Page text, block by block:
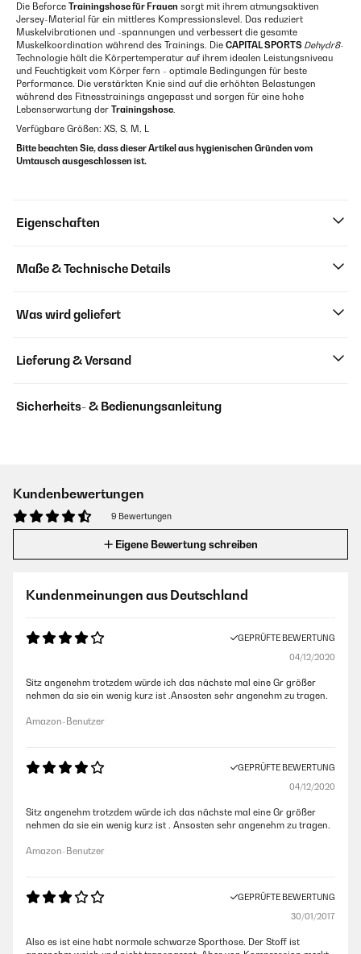
Die Beforce Trainingshose für Frauen sorgt mit ihrem atmungsaktiven
Jersey-Material für ein mittleres Kompressionslevel. Das reduziert
Muskelvibrationen und -spannungen und verbessert die gesamte
Muskelkoordination während des Trainings. Die CAPITAL SPORTS Dehydr8-
Technologie hält die Körpertemperatur auf ihrem idealen Leistungsniveau
und Feuchtigkeit vom Körper fern - optimale Bedingungen für beste
Performance. Die verstärkten Knie sind auf die erhöhten Belastungen
während des Fitnesstrainings angepasst und sorgen für eine hohe
Lebenserwartung der Trainingshose.
Verfügbare Größen: XS, S, M, L
Bitte beachten Sie, dass dieser Artikel aus hygienischen Gründen vom
Umtausch ausgeschlossen ist.
Eigenschaften
Maße & Technische Details
Was wird geliefert
Lieferung & Versand
Sicherheits- & Bedienungsanleitung
Kundenbewertungen
9 Bewertungen
Eigene Bewertung schreiben
Kundenmeinungen aus Deutschland
GEPRÜFTE BEWERTUNG
04/12/2020
Sitz angenehm trotzdem würde ich das nächste mal eine Gr größer
nehmen da sie ein wenig kurz ist .Ansosten sehr angenehm zu tragen.
Amazon-Benutzer
GEPRÜFTE BEWERTUNG
04/12/2020
Sitz angenehm trotzdem würde ich das nächste mal eine Gr größer
nehmen da sie ein wenig kurz ist . Ansosten sehr angenehm zu tragen.
Amazon-Benutzer
GEPRÜFTE BEWERTUNG
30/01/2017
Also es ist eine habt normale schwarze Sporthose. Der Stoff ist